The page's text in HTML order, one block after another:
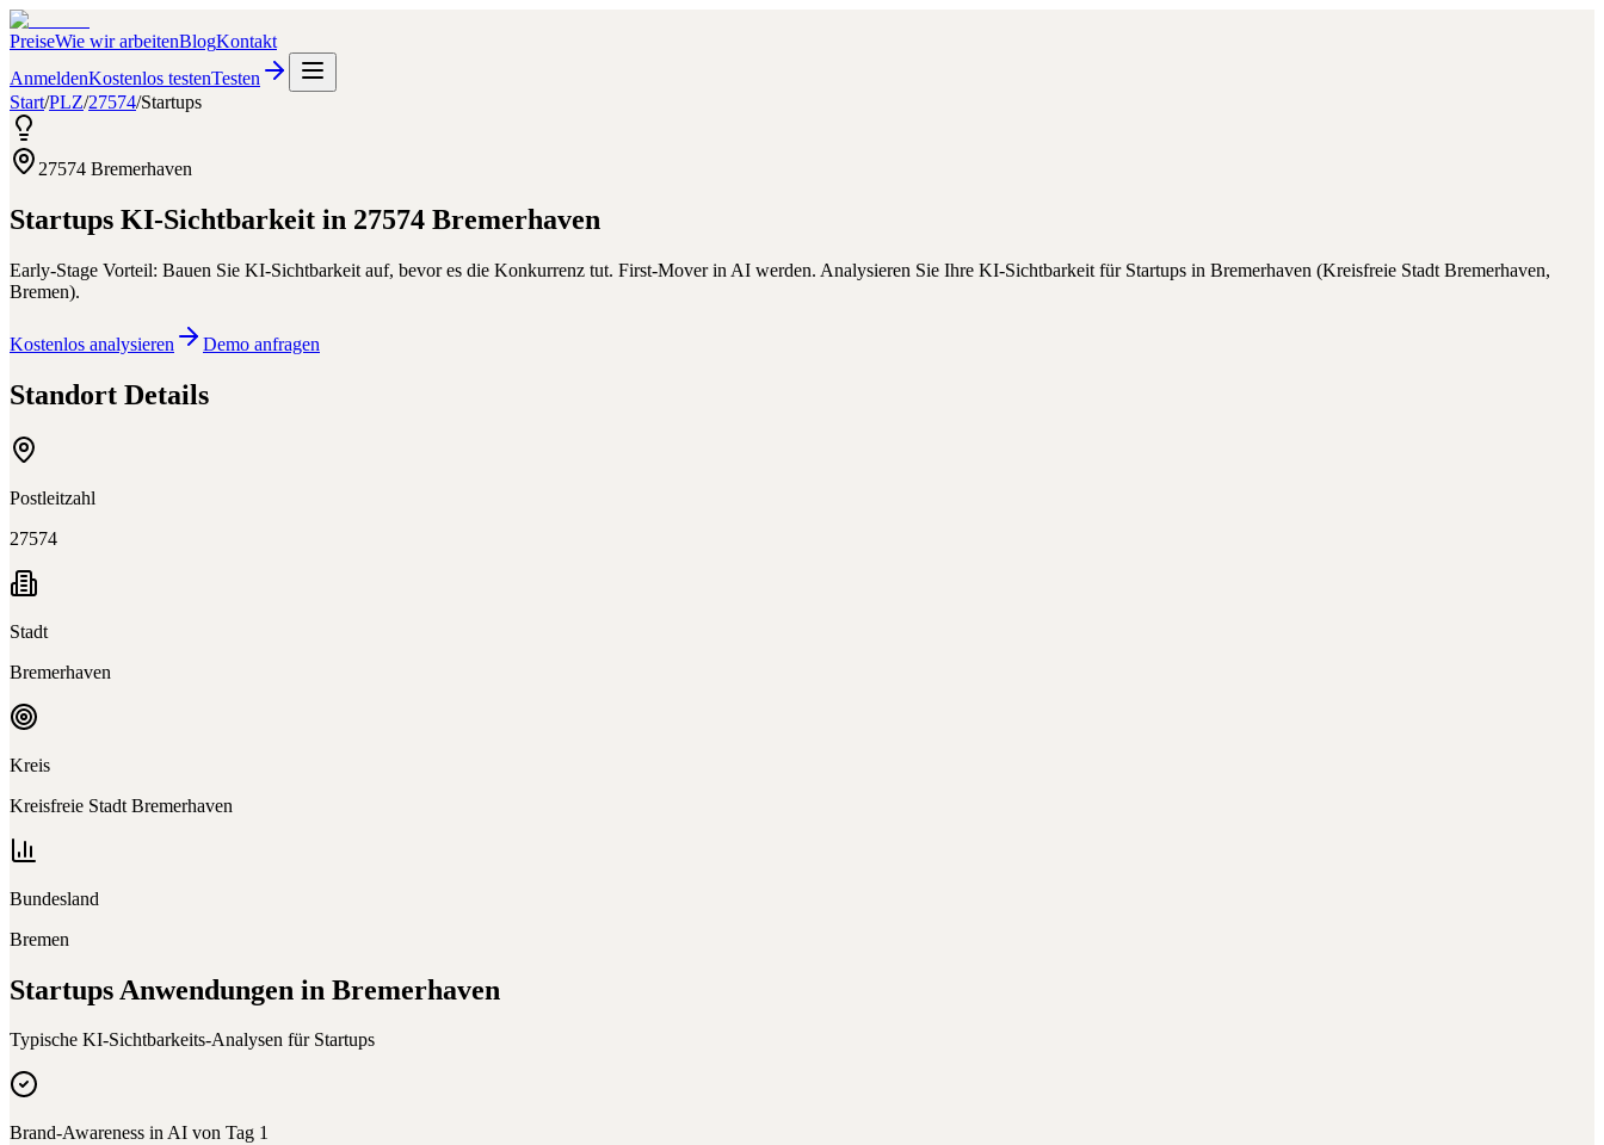
PreiseWie wir arbeitenBlogKontakt
AnmeldenKostenlos testenTesten
Start/PLZ/27574/Startups
27574 Bremerhaven
Startups KI-Sichtbarkeit in 27574 Bremerhaven
Early-Stage Vorteil: Bauen Sie KI-Sichtbarkeit auf, bevor es die Konkurrenz tut. First-Mover in AI werden. Analysieren Sie Ihre KI-Sichtbarkeit für Startups in Bremerhaven (Kreisfreie Stadt Bremerhaven,
Bremen).
Kostenlos analysieren Demo anfragen
Standort Details
Postleitzahl
27574
Stadt
Bremerhaven
Kreis
Kreisfreie Stadt Bremerhaven
Bundesland
Bremen
Startups Anwendungen in Bremerhaven
Typische KI-Sichtbarkeits-Analysen für Startups
Brand-Awareness in AI von Tag 1